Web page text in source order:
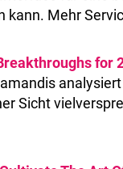
kann. Mehr
for
Sicht